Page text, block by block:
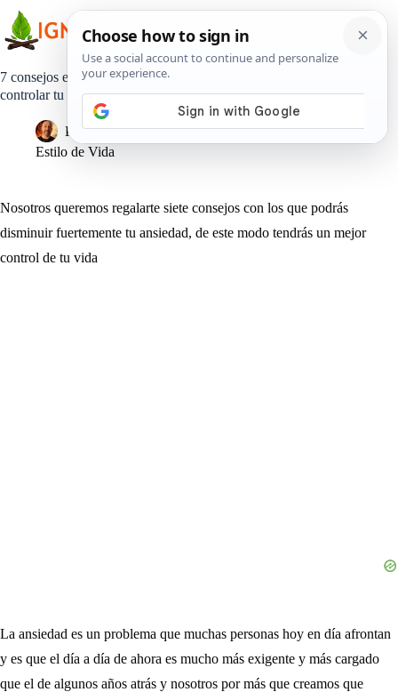
contenido
7 consejos en los que pensar cuando la ansiedad intenta
controlar tu vida
Pedro Lisperguer
19 marzo, 2019
Estilo de Vida
Nosotros queremos regalarte siete consejos con los que podrás
disminuir fuertemente tu ansiedad, de este modo tendrás un mejor
control de tu vida
La ansiedad es un problema que muchas personas hoy en día afrontan
y es que el día a día de ahora es mucho más exigente y más cargado
que el de algunos años atrás y nosotros por más que creamos que